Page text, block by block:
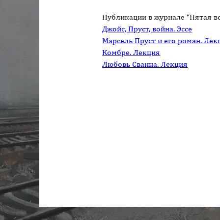
Джойс, Пруст, война. Эссе
Марсель Пруст и его роман.
Комбре. Лекция
Любовь Сванна. Лекция